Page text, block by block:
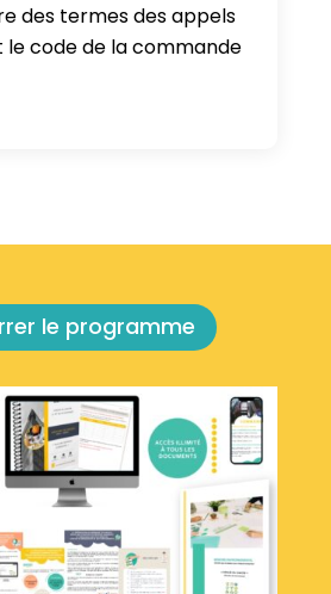
des termes des appels
le code de la commande
le programme